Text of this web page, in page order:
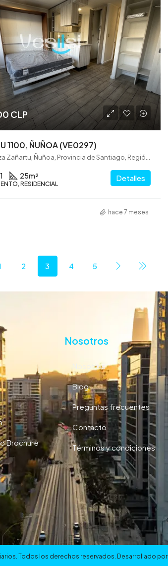
CLP
1100, ÑUÑOA (VE0297)
1 25m²
RESIDENCIAL
Detalles
hace 7 meses
2 3 4 5
Brochure
Nosotros
Nosotros
Blog
Preguntas frecuentes
Contacto
Términos y condiciones
Todos los derechos reservados. Desarrollado por